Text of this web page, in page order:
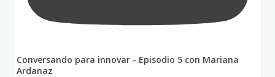
Conversando para innovar - Episodio 5 con Mariana
Ardanaz